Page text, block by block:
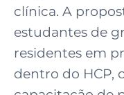
clínica. A
estudantes de
residentes em
dentro do HCP,